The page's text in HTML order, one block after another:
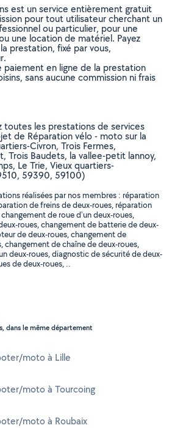
est un service entièrement gratuit
pour tout utilisateur cherchant un
ou particulier, pour une
une location de matériel. Payez
prestation, fixé par vous,
paiement en ligne de la prestation
sans aucune commission ni frais
toutes les prestations de services
de Réparation vélo - moto sur la
Civron, Trois Fermes,
Trois Baudets, la vallee-petit lannoy,
Le Trie, Vieux quartiers-
59390, 59100)
réalisées par nos membres : réparation
de freins de deux-roues, réparation
de roue d'un deux-roues,
roues, changement de batterie de deux-
de deux-roues, changement de
changement de chaîne de deux-roues,
deux-roues, diagnostic de sécurité de deux-
de deux-roues, ..
dans le même département
moto à Lille
moto à Tourcoing
moto à Roubaix